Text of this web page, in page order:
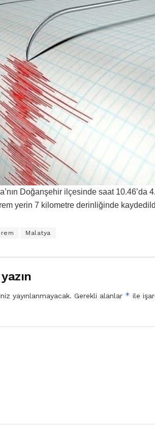
Doğanşehir ilçesinde saat
yerin 7 kilometre derinliğinde
Malatya
yayınlanmayacak. Gerekli alanlar * ile